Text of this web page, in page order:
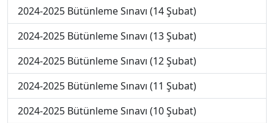
2024-2025 Bütünleme Sınavı (14 Şubat)
2024-2025 Bütünleme Sınavı (13 Şubat)
2024-2025 Bütünleme Sınavı (12 Şubat)
2024-2025 Bütünleme Sınavı (11 Şubat)
2024-2025 Bütünleme Sınavı (10 Şubat)